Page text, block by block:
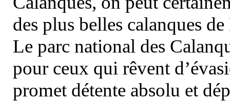
des plus belles calanques
Le parc national des
pour ceux qui rêvent
promet détente absolu et